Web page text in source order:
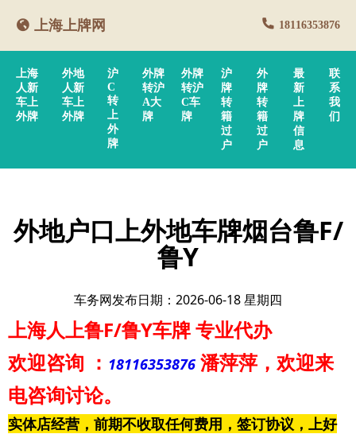
上海上牌网 18116353876
上海
人新
车上
外牌
外地
人新
车上
外牌
沪
C
转
上
外
牌
外牌
转沪
A大
牌
外牌
转沪
C车
牌
沪
牌
转
籍
过
户
外
牌
转
籍
过
户
最
新
上
牌
信
息
联
系
我
们
外地户口上外地车牌烟台鲁F/
鲁Y
车务网发布日期：2026-06-18 星期四
上海人上鲁F/鲁Y车牌专业代办
欢迎咨询 ： 18116353876 潘萍萍 ，欢迎来
电咨询讨论。
实体店经营，前期不收取任何费用，签订协议，上好